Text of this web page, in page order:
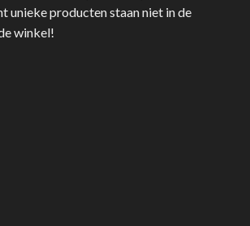
unieke producten staan niet in de
winkel!